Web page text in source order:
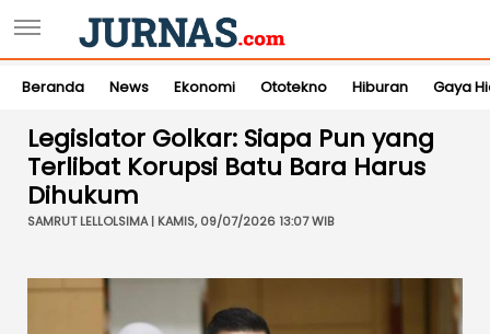
Beranda News Ekonomi Ototekno Hiburan Gaya
Legislator Golkar: Siapa Pun yang
Terlibat Korupsi Batu Bara Harus
Dihukum
SAMRUT LELLOLSIMA | KAMIS, 09/07/2026 13:07 WIB